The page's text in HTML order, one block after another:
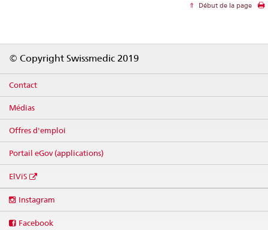
Début de la page
© Copyright Swissmedic 2019
Contact
Médias
Offres d'emploi
Portail eGov (applications)
ElViS
media
Instagram
Facebook